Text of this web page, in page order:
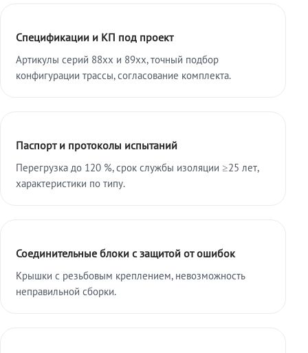
Спецификации и КП под проект
Артикулы серий 88xx и 89xx, точный подбор
конфигурации трассы, согласование комплекта.
Паспорт и протоколы испытаний
Перегрузка до 120 %, срок службы изоляции ≥25 лет,
характеристики по типу.
Соединительные блоки с защитой от ошибок
Крышки с резьбовым креплением, невозможность
неправильной сборки.